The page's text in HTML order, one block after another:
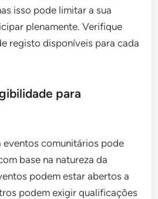
isso pode limitar a sua
plenamente. Verifique
registo disponíveis para cada
para
eventos comunitários pode
base na natureza da
podem estar abertos a
podem exigir qualificações